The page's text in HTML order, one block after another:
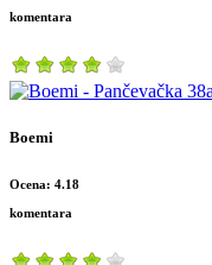
komentara
Boemi
Ocena: 4.18
komentara